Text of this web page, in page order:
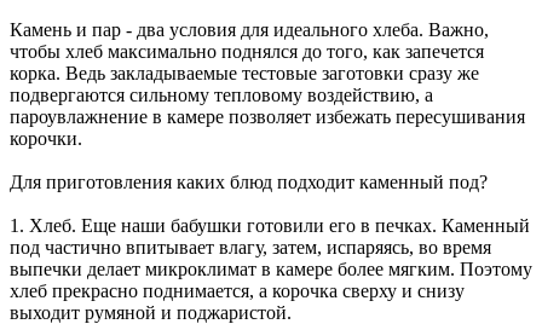
Камень и пар - два условия для идеального хлеба. Важно,
чтобы хлеб максимально поднялся до того, как запечется
корка. Ведь закладываемые тестовые заготовки сразу же
подвергаются сильному тепловому воздействию, а
пароувлажнение в камере позволяет избежать пересушивания
корочки.
Для приготовления каких блюд подходит каменный под?
1. Хлеб. Еще наши бабушки готовили его в печках. Каменный
под частично впитывает влагу, затем, испаряясь, во время
выпечки делает микроклимат в камере более мягким. Поэтому
хлеб прекрасно поднимается, а корочка сверху и снизу
выходит румяной и поджаристой.